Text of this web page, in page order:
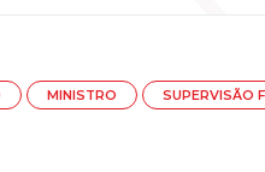
MINISTRO SUPERVISÃO